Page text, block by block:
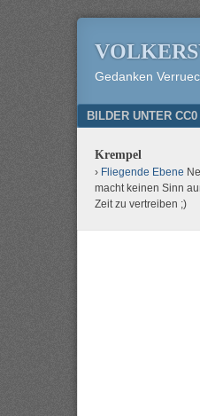
Gedanken
Menu
SKIP TO CONTENT
BILDER UNTER CC0
Krempel
Fliegende Ebene
macht keinen Sinn
Zeit zu vertreiben ;)